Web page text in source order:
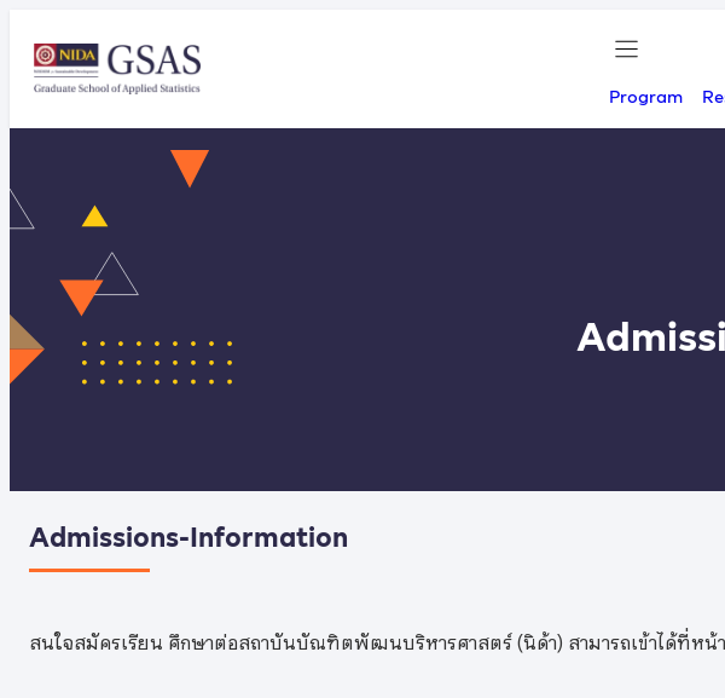
Program
Admissions-Information
สนใจสมัครเรียน ศึกษาต่อสถาบันบัณฑิตพัฒนบริหารศาสตร์ (นิด้า) สามารถเข้าได้ที่หน้า